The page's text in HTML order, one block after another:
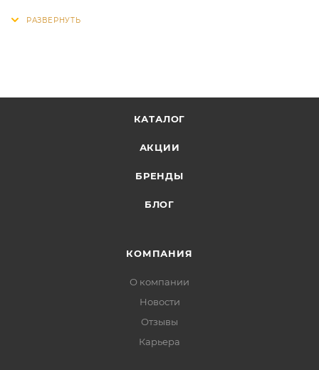
КАТАЛОГ
АКЦИИ
БРЕНДЫ
БЛОГ
КОМПАНИЯ
О компании
Новости
Отзывы
Карьера